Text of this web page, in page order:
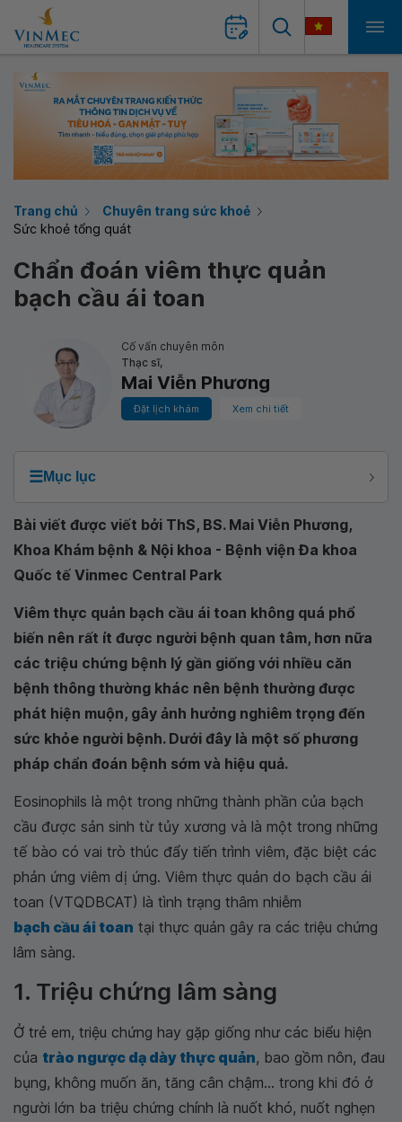
Trang chủ
Chuyên trang sức khoẻ
Sức khoẻ tổng quát
Chẩn đoán viêm thực quản
bạch cầu ái toan
Cố vấn chuyên môn
Thạc sĩ,
Mai Viễn Phương
Đặt lịch khám Xem chi tiết
☰Mục lục
Bài viết được viết bởi ThS, BS. Mai Viễn Phương,
Khoa Khám bệnh & Nội khoa - Bệnh viện Đa khoa
Quốc tế Vinmec Central Park
Viêm thực quản bạch cầu ái toan không quá phổ
biến nên rất ít được người bệnh quan tâm, hơn nữa
các triệu chứng bệnh lý gần giống với nhiều căn
bệnh thông thường khác nên bệnh thường được
phát hiện muộn, gây ảnh hưởng nghiêm trọng đến
sức khỏe người bệnh. Dưới đây là một số phương
pháp chẩn đoán bệnh sớm và hiệu quả.
Eosinophils là một trong những thành phần của bạch
cầu được sản sinh từ tủy xương và là một trong những
tế bào có vai trò thúc đẩy tiến trình viêm, đặc biệt các
phản ứng viêm dị ứng. Viêm thực quản do bạch cầu ái
toan (VTQDBCAT) là tình trạng thâm nhiễm
bạch cầu ái toan tại thực quản gây ra các triệu chứng
lâm sàng.
1. Triệu chứng lâm sàng
Ở trẻ em, triệu chứng hay gặp giống như các biểu hiện
của trào ngược dạ dày thực quản, bao gồm nôn, đau
bụng, không muốn ăn, tăng cân chậm... trong khi đó ở
người lớn ba triệu chứng chính là nuốt khó, nuốt nghẹn